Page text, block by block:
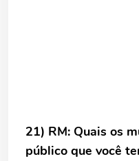
21) RM: Quais os
público que você